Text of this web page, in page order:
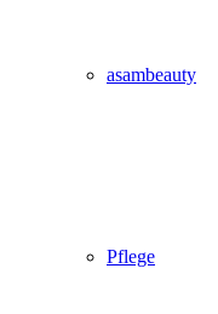
asambeauty
Pflege